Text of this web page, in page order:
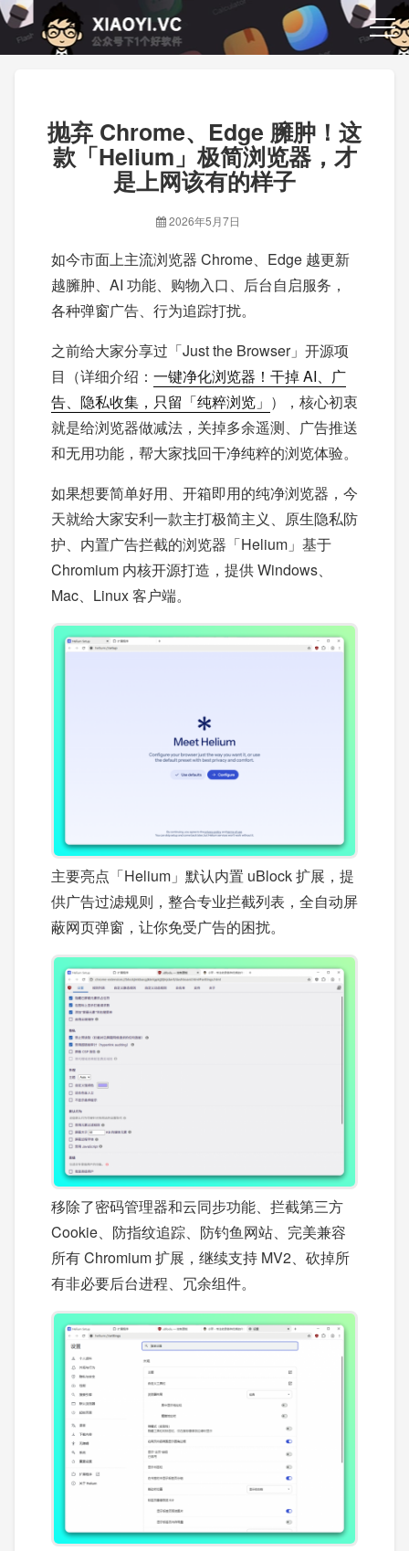
抛弃 Chrome、Edge 臃肿！这
款「Helium」极简浏览器，才
是上网该有的样子
2026年5月7日
如今市面上主流浏览器 Chrome、Edge 越更新
越臃肿、AI 功能、购物入口、后台自启服务，
各种弹窗广告、行为追踪打扰。
之前给大家分享过「Just the Browser」开源项
目（详细介绍： 一键净化浏览器！干掉 AI、广
告、隐私收集，只留「纯粹浏览」 ），核心初衷
就是给浏览器做减法，关掉多余遥测、广告推送
和无用功能，帮大家找回干净纯粹的浏览体验。
如果想要简单好用、开箱即用的纯净浏览器，今
天就给大家安利一款主打极简主义、原生隐私防
护、内置广告拦截的浏览器「Helium」基于
Chromium 内核开源打造，提供 Windows、
Mac、Linux 客户端。
主要亮点「Helium」默认内置 uBlock 扩展，提
供广告过滤规则，整合专业拦截列表，全自动屏
蔽网页弹窗，让你免受广告的困扰。
移除了密码管理器和云同步功能、拦截第三方
Cookie、防指纹追踪、防钓鱼网站、完美兼容
所有 Chromium 扩展，继续支持 MV2、砍掉所
有非必要后台进程、冗余组件。